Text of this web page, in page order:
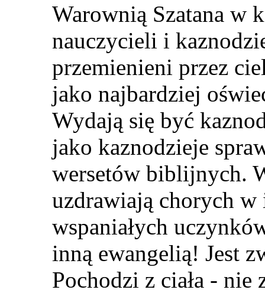
Warownią Szatana w
nauczycieli i
przemienieni przez
jako najbardziej
Wydają się być
jako kaznodzieje
wersetów biblijnych.
uzdrawiają chorych
wspaniałych
inną ewangelią! Jest
Pochodzi z ciała - nie